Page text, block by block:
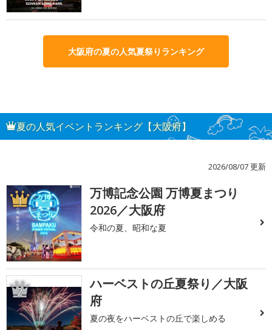
大阪府の夏の人気夏祭りランキング
夏の人気イベントランキング【大阪府】
2026/08/07 更新
1
万博記念公園 万博夏まつり
2026／大阪府
令和の夏、昭和な夏
2
ハーベストの丘夏祭り／大阪
府
夏の夜をハーベストの丘で楽しめる